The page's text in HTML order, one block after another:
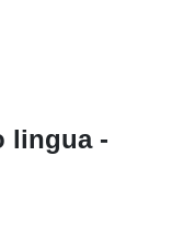
lingua -